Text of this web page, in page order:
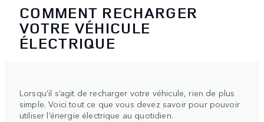
COMMENT RECHARGER
VOTRE VÉHICULE
ÉLECTRIQUE
Lorsqu’il s’agit de recharger votre véhicule, rien de plus
simple. Voici tout ce que vous devez savoir pour pouvoir
utiliser l’énergie électrique au quotidien.